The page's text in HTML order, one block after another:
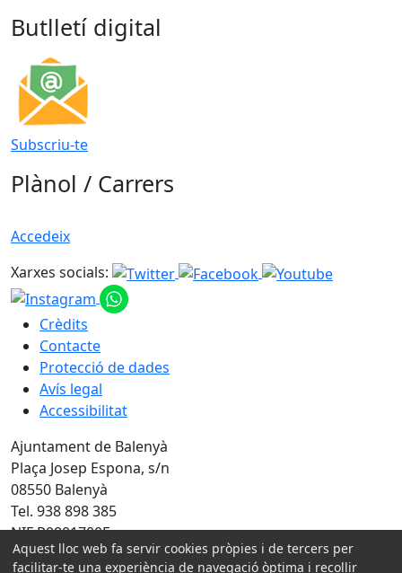
Butlletí digital
Subscriu-te
Plànol / Carrers
Accedeix
Xarxes socials:
Crèdits
Contacte
Protecció de dades
Avís legal
Accessibilitat
Ajuntament de Balenyà
Plaça Josep Espona, s/n
08550 Balenyà
Tel. 938 898 385
NIF P0801700F
Amb la col·laboració de:
Aquest lloc web fa servir cookies pròpies i de tercers per
facilitar-te una experiència de navegació òptima i recollir